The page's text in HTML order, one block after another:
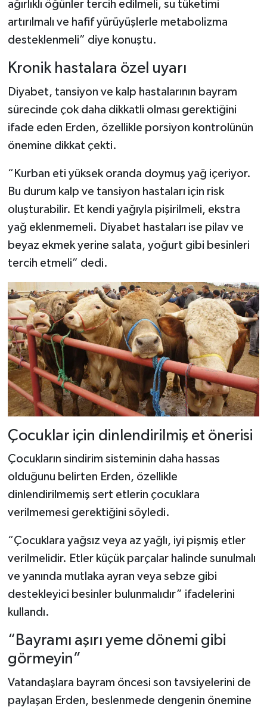
ağırlıklı öğünler tercih edilmeli, su tüketimi
artırılmalı ve hafif yürüyüşlerle metabolizma
desteklenmeli” diye konuştu.
Kronik hastalara özel uyarı
Diyabet, tansiyon ve kalp hastalarının bayram
sürecinde çok daha dikkatli olması gerektiğini
ifade eden Erden, özellikle porsiyon kontrolünün
önemine dikkat çekti.
“Kurban eti yüksek oranda doymuş yağ içeriyor.
Bu durum kalp ve tansiyon hastaları için risk
oluşturabilir. Et kendi yağıyla pişirilmeli, ekstra
yağ eklenmemeli. Diyabet hastaları ise pilav ve
beyaz ekmek yerine salata, yoğurt gibi besinleri
tercih etmeli” dedi.
Çocuklar için dinlendirilmiş et önerisi
Çocukların sindirim sisteminin daha hassas
olduğunu belirten Erden, özellikle
dinlendirilmemiş sert etlerin çocuklara
verilmemesi gerektiğini söyledi.
“Çocuklara yağsız veya az yağlı, iyi pişmiş etler
verilmelidir. Etler küçük parçalar halinde sunulmalı
ve yanında mutlaka ayran veya sebze gibi
destekleyici besinler bulunmalıdır” ifadelerini
kullandı.
“Bayramı aşırı yeme dönemi gibi
görmeyin”
Vatandaşlara bayram öncesi son tavsiyelerini de
paylaşan Erden, beslenmede dengenin önemine